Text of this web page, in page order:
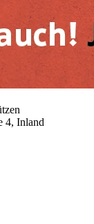
4, Inland